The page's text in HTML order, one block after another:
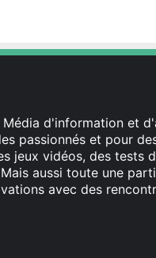
d'information et
passionnés et pour
jeux vidéos, des tests
aussi toute une
avec des